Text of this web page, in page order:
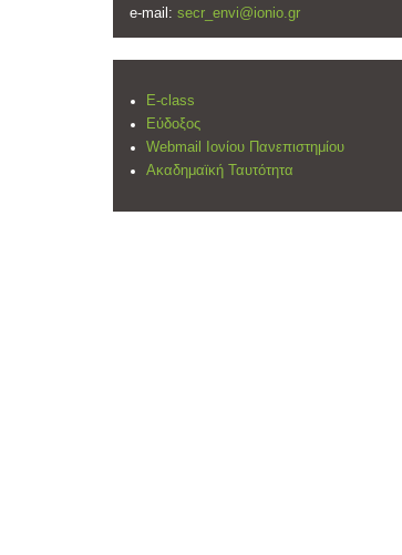
e-mail: secr_envi@ionio.gr
E-class
Εύδοξος
Webmail Ιονίου Πανεπιστημίου
Ακαδημαϊκή Ταυτότητα